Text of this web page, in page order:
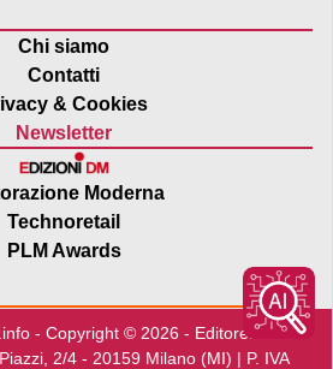
Chi siamo
Contatti
& Cookies
Newsletter
Moderna
Technoretail
PLM Awards
- Copyright © 2026 - Editore:Edra
2/4 - 20159 Milano (MI) | P. IVA